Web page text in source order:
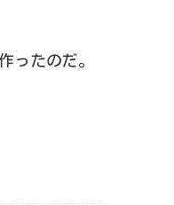
ったのだ。